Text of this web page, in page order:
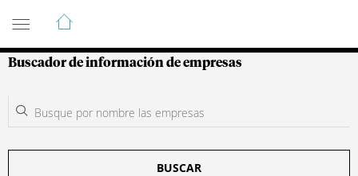
Guía de Empresas Colombianas
Buscador de información de empresas
BUSCAR